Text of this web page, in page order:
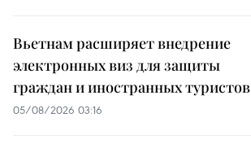
Вьетнам расширяет внедрение
электронных виз для защиты
граждан и иностранных туристов
05/08/2026 03:16